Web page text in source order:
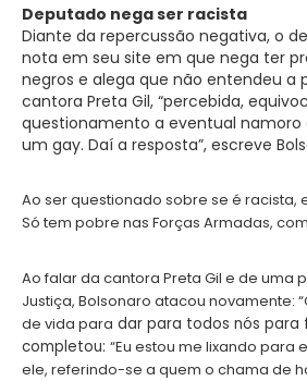
Deputado nega ser racista
Diante da repercussão negativa, o
nota em seu site em que nega ter
negros e alega que não entendeu a
cantora Preta Gil, “percebida,
questionamento a eventual
um gay. Daí a resposta”, escreve
Ao ser questionado sobre se é racista,
Só tem pobre nas Forças Armadas,
Ao falar da cantora Preta Gil e de uma
Justiça, Bolsonaro atacou novamente:
de vida para dar para todos nós para
completou: “Eu estou me lixando para
ele, referindo-se a quem o chama de